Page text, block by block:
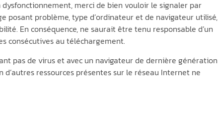
merci de bien vouloir le signaler par
posant problème, type d’ordinateur et de navigateur utilisé,
En conséquence, ne saurait être tenu responsable d’un
consécutives au téléchargement.
pas de virus et avec un navigateur de dernière génération
ressources présentes sur le réseau Internet ne